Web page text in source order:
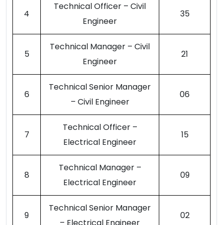
4
Technical Officer – Civil
Engineer
35
5
Technical Manager – Civil
Engineer
21
6
Technical Senior Manager
– Civil Engineer
06
7
Technical Officer –
Electrical Engineer
15
8
Technical Manager –
Electrical Engineer
09
9
Technical Senior Manager
02